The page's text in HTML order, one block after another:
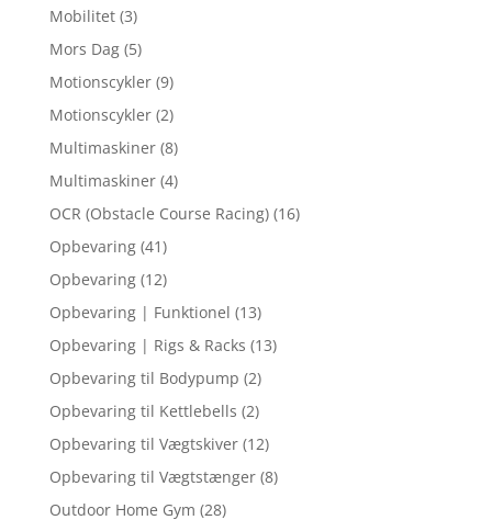
Mobilitet (3)
Mors Dag (5)
Motionscykler (9)
Motionscykler (2)
Multimaskiner (8)
Multimaskiner (4)
OCR (Obstacle Course Racing) (16)
Opbevaring (41)
Opbevaring (12)
Opbevaring | Funktionel (13)
Opbevaring | Rigs & Racks (13)
Opbevaring til Bodypump (2)
Opbevaring til Kettlebells (2)
Opbevaring til Vægtskiver (12)
Opbevaring til Vægtstænger (8)
Outdoor Home Gym (28)